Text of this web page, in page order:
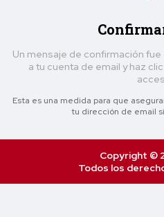
Un mensaje de confirmación fue
a tu cuenta de email y haz
Esta es una medida para que
tu dirección de email
Copyright ©
Todos los